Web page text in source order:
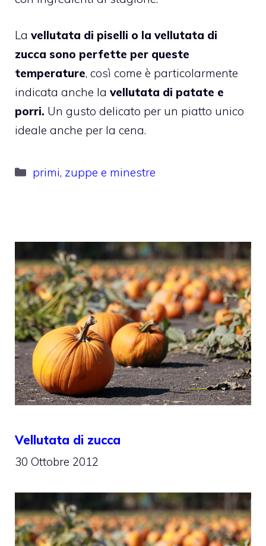
La vellutata di piselli o la vellutata di
zucca sono perfette per queste
temperature, così come è particolarmente
indicata anche la vellutata di patate e
porri. Un gusto delicato per un piatto unico
ideale anche per la cena.
Categorie
primi, zuppe e minestre
Vellutata di zucca
30 Ottobre 2012